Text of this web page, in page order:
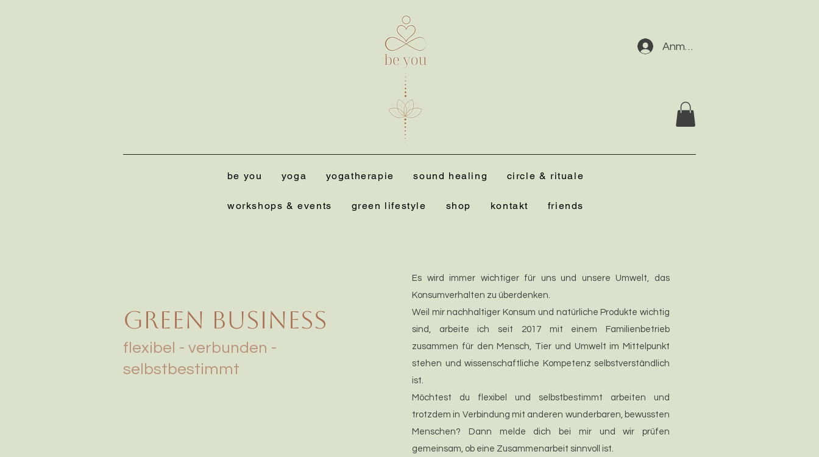
Anmelden
be you yoga yogatherapie sound healing circle & rituale
workshops & events green lifestyle shop kontakt friends
green business
flexibel - verbunden -
selbstbestimmt
Es wird immer wichtiger für uns und unsere Umwelt, das
Konsumverhalten zu überdenken.
Weil mir nachhaltiger Konsum und natürliche Produkte wichtig
sind, arbeite ich seit 2017 mit einem Familienbetrieb
zusammen für den Mensch, Tier und Umwelt im Mittelpunkt
stehen und wissenschaftliche Kompetenz selbstverständlich
ist.
Möchtest du flexibel und selbstbestimmt arbeiten und
trotzdem in Verbindung mit anderen wunderbaren, bewussten
Menschen? Dann melde dich bei mir und wir prüfen
gemeinsam, ob eine Zusammenarbeit sinnvoll ist.